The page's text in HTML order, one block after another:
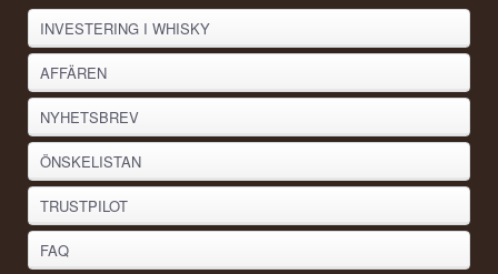
INVESTERING I WHISKY
AFFÄREN
NYHETSBREV
ÖNSKELISTAN
TRUSTPILOT
FAQ